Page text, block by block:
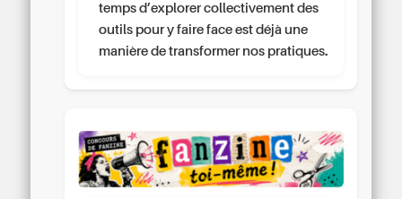
temps d’explorer collectivement des
outils pour y faire face est déjà une
manière de transformer nos pratiques.